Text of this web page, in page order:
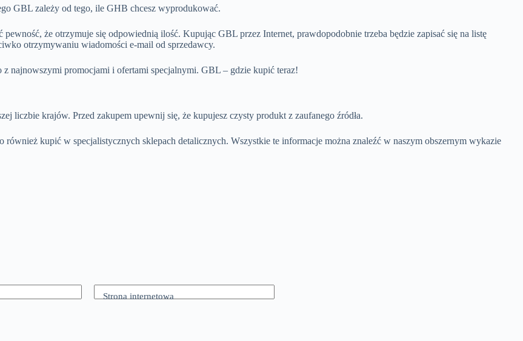
GBL zależy od tego, ile GHB chcesz wyprodukować.
że otrzymuje się odpowiednią ilość. Kupując GBL przez Internet, prawdopodobnie trzeba będzie zapisać się na listę
otrzymywaniu wiadomości e-mail od sprzedawcy.
najnowszymi promocjami i ofertami specjalnymi. GBL – gdzie kupić teraz!
liczbie krajów. Przed zakupem upewnij się, że kupujesz czysty produkt z zaufanego źródła.
kupić w specjalistycznych sklepach detalicznych. Wszystkie te informacje można znaleźć w naszym obszernym wykazie
Strona internetowa